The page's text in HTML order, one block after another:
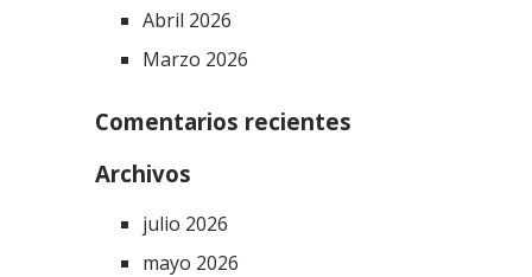
Abril 2026
Marzo 2026
Comentarios recientes
Archivos
julio 2026
mayo 2026